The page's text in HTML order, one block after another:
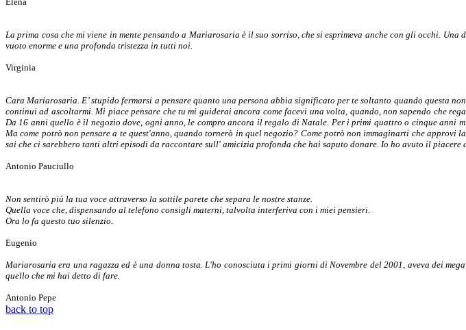
La prima cosa che mi viene in mente pensando a Mariarosaria è il suo sorriso, che si esprimeva anche con gli occhi.
vuoto enorme e una profonda tristezza in tutti noi.
Virginia
Cara Mariarosaria. E’ stupido fermarsi a pensare quanto una persona abbia significato per te soltanto quando questa
continui ad ascoltarmi. Mi piace pensare che tu mi guiderai ancora come facevi una volta, quando, non sapendo che
Da 16 anni quello è il negozio dove, ogni anno, le compro ancora il regalo di Natale. Per i primi quattro o cinque anni
Ma come potrò non pensare a te quest'anno, quando tornerò in quel negozio? Come potrò non immaginarti che
sai che ci sarebbero tanti altri episodi da raccontare sull' amicizia profonda che hai saputo donare. Io ho avuto il piacere
Antonio Pauciullo
Non sentirò più la tua voce attraverso la sottile parete che separa le nostre stanze.
Quella voce che, dispensando al telefono consigli materni, talvolta interferiva con i miei pensieri.
Ora lo fa questo tuo silenzio.
Eugenio
Mariarosaria era una ragazza ed è una donna tosta. L'ho conosciuta i primi giorni di Novembre del 2001, aveva dei
quello che mi hai detto di fare.
Antonio Pepe
back to top